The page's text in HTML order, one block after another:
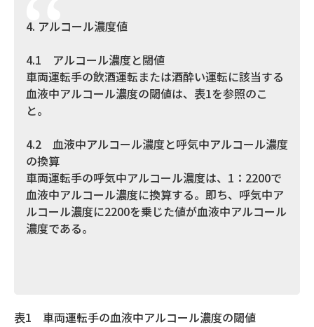
4. アルコール濃度値
4.1 アルコール濃度と閾値
車両運転手の飲酒運転または酒酔い運転に該当する
血液中アルコール濃度の閾値は、表1を参照のこ
と。
4.2 血液中アルコール濃度と呼気中アルコール濃度
の換算
車両運転手の呼気中アルコール濃度は、1：2200で
血液中アルコール濃度に換算する。即ち、呼気中ア
ルコール濃度に2200を乗じた値が血液中アルコール
濃度である。
表1 車両運転手の血液中アルコール濃度の閾値